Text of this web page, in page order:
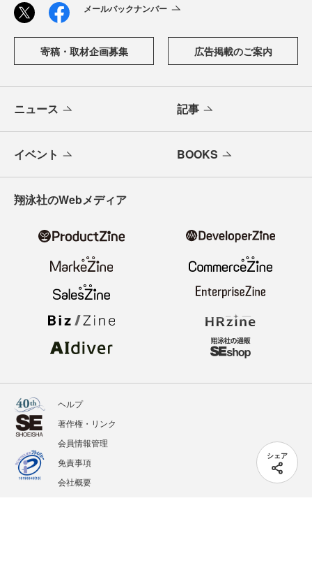
シェア
メールバックナンバー
寄稿・取材企画募集 広告掲載のご案内
ニュース 記事
イベント BOOKS
翔泳社のWebメディア
ヘルプ
著作権・リンク
会員情報管理
免責事項
会社概要